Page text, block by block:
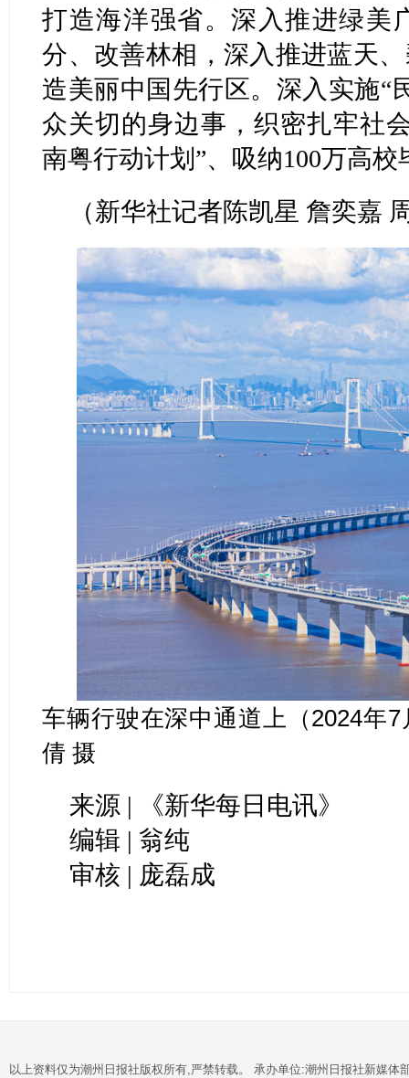
打造海洋强省。深入推进绿美
分、改善林相，深入推进蓝天
造美丽中国先行区。深入实施“
众关切的身边事，织密扎牢社
南粤行动计划”、吸纳100万高
（新华社记者陈凯星 詹奕嘉
车辆行驶在深中通道上（2024年
倩 摄
来源 | 《新华每日电讯》
编辑 | 翁纯
审核 | 庞磊成
以上资料仅为潮州日报社版权所有,严禁转载。 承办单位:潮州日报社新媒体